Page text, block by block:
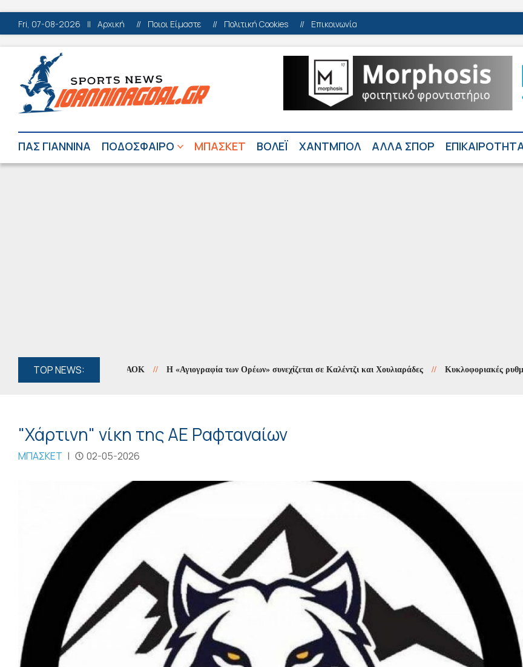
Fri, 07-08-2026 || Αρχική // Ποιοι Είμαστε // Πολιτική Cookies // Επικοινωνία
ΠΑΣ ΓΙΑΝΝΙΝΑ ΠΟΔΟΣΦΑΙΡΟ ΜΠΑΣΚΕΤ ΒΟΛΕΪ ΧΑΝΤΜΠΟΛ ΑΛΛΑ ΣΠΟΡ
TOP NEWS: // Η «Αγιογραφία των Ορέων» συνεχίζεται σε Καλέντζι και Χουλιαράδες // Κυκλοφοριακές ρυθμίσεις
"Χάρτινη" νίκη της ΑΕ Ραφταναίων
ΜΠΑΣΚΕΤ | 02-05-2026